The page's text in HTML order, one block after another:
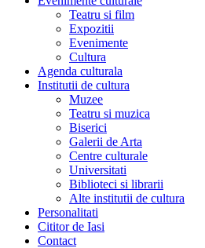
Teatru si film
Expozitii
Evenimente
Cultura
Agenda culturala
Institutii de cultura
Muzee
Teatru si muzica
Biserici
Galerii de Arta
Centre culturale
Universitati
Biblioteci si librarii
Alte institutii de cultura
Personalitati
Cititor de Iasi
Contact